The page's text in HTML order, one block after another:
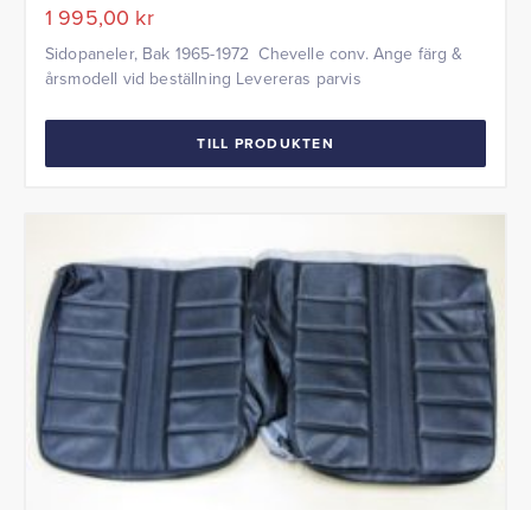
1 995,00 kr
Sidopaneler, Bak 1965-1972 Chevelle conv. Ange färg &
årsmodell vid beställning Levereras parvis
TILL PRODUKTEN